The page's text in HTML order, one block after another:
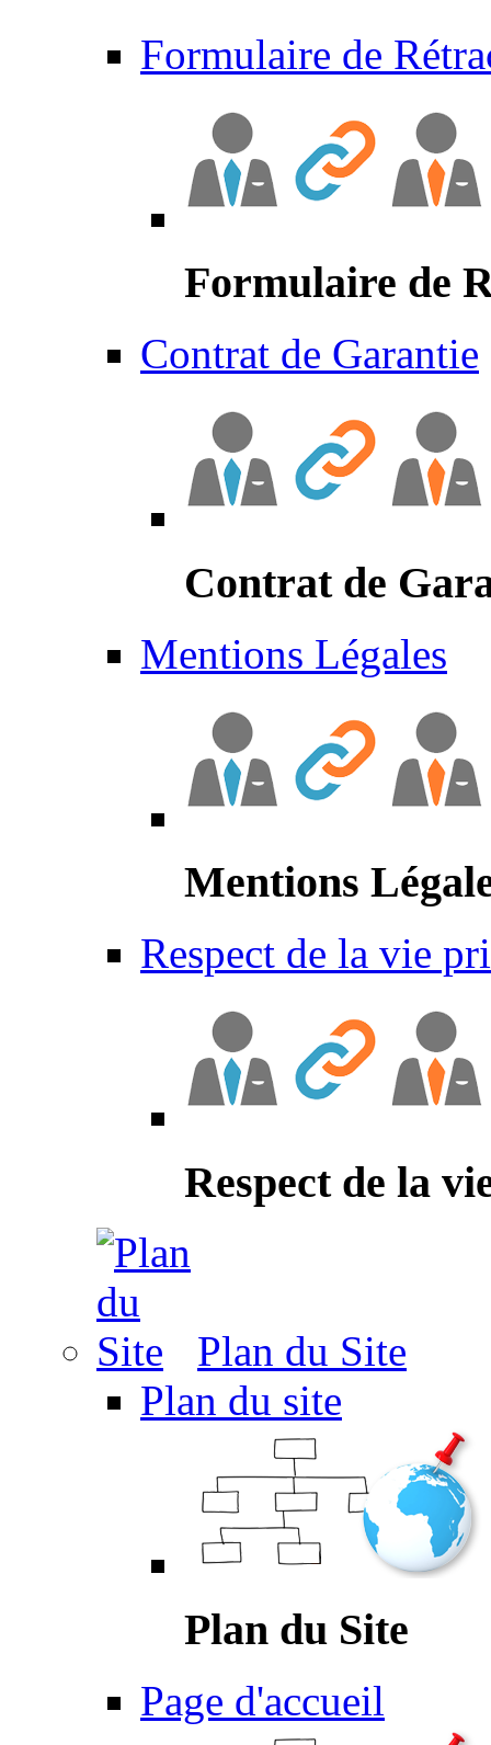
Formulaire de
Formulaire de
Contrat de Garantie
Contrat de
Mentions Légales
Mentions
Respect de la vie
Respect de la
Plan du Site
Plan du site
Plan du Site
Page d'accueil